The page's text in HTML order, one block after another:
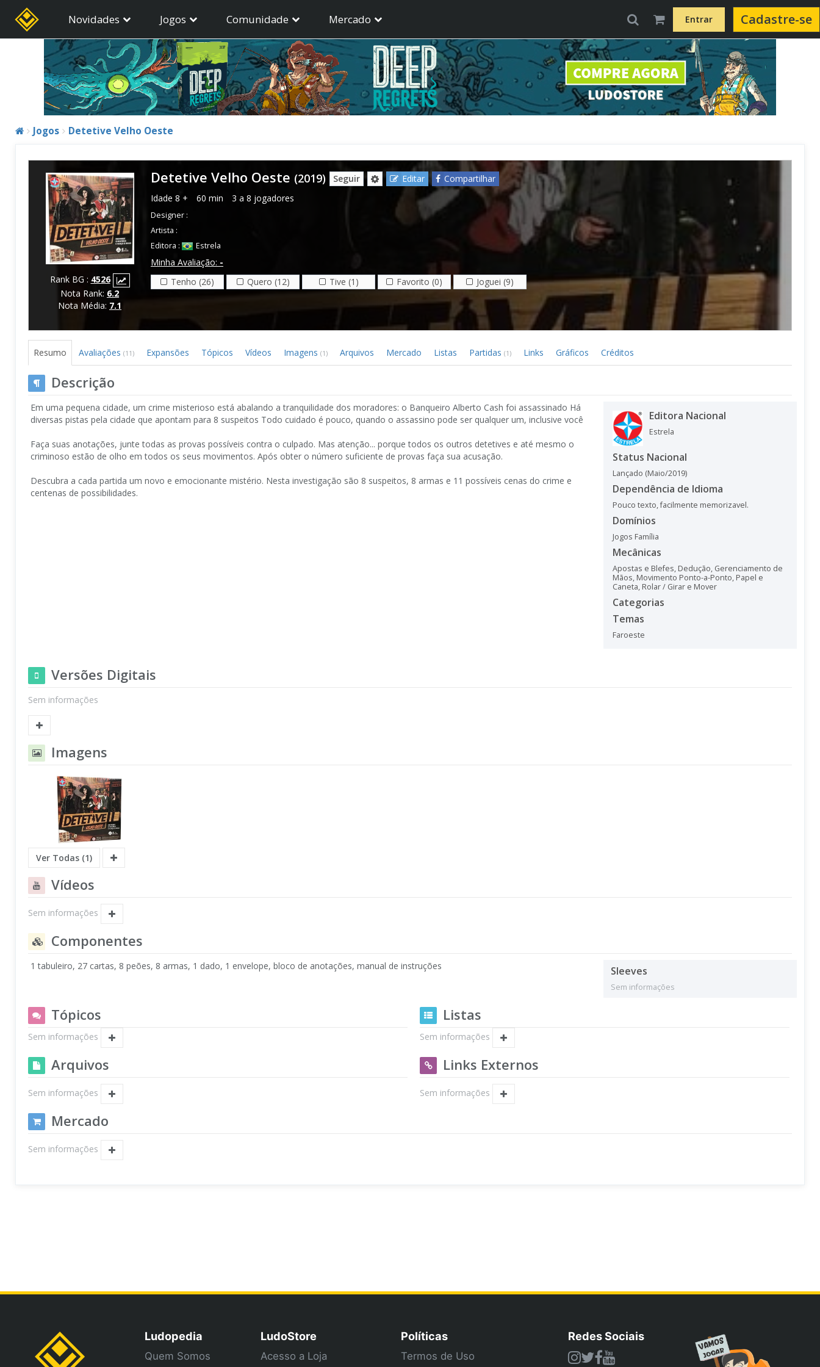
Novidades Jogos Comunidade Mercado Entrar Cadastre-se
Jogos Detetive Velho Oeste
Rank BG : 4526
Nota Rank: 6.2
Nota Média: 7.1
Detetive Velho Oeste (2019) Seguir Editar
Compartilhar
Idade 8 + 60 min 3 a 8 jogadores
Designer :
Artista :
Editora :
Estrela
Minha Avaliação: -
Tenho (26)
Quero (12) Tive (1) Favorito (0) Joguei (9)
Resumo Avaliações (11) Expansões Tópicos Vídeos Imagens (1) Arquivos Mercado Listas Partidas (1) Links Gráficos Créditos
Descrição
Em uma pequena cidade, um crime misterioso está abalando a tranquilidade dos moradores: o Banqueiro Alberto Cash foi assassinado Há
diversas pistas pela cidade que apontam para 8 suspeitos Todo cuidado é pouco, quando o assassino pode ser qualquer um, inclusive você
Faça suas anotações, junte todas as provas possíveis contra o culpado. Mas atenção... porque todos os outros detetives e até mesmo o
criminoso estão de olho em todos os seus movimentos. Após obter o número suficiente de provas faça sua acusação.
Descubra a cada partida um novo e emocionante mistério. Nesta investigação são 8 suspeitos, 8 armas e 11 possíveis cenas do crime e
centenas de possibilidades.
Editora Nacional
Estrela
Status Nacional
Lançado (Maio/2019)
Dependência de Idioma
Pouco texto, facilmente memorizavel.
Domínios
Jogos Família
Mecânicas
Apostas e Blefes, Dedução, Gerenciamento de
Mãos, Movimento Ponto-a-Ponto, Papel e
Caneta, Rolar / Girar e Mover
Categorias
Temas
Faroeste
Versões Digitais
Sem informações
Imagens
Ver Todas (1)
Vídeos
Sem informações
Componentes
1 tabuleiro, 27 cartas, 8 peões, 8 armas, 1 dado, 1 envelope, bloco de anotações, manual de instruções Sleeves
Sem informações
Tópicos
Sem informações
Listas
Sem informações
Arquivos
Sem informações
Links Externos
Sem informações
Mercado
Sem informações
Ludopedia
Quem Somos
LudoStore
Acesso a Loja
Políticas
Termos de Uso
Redes Sociais